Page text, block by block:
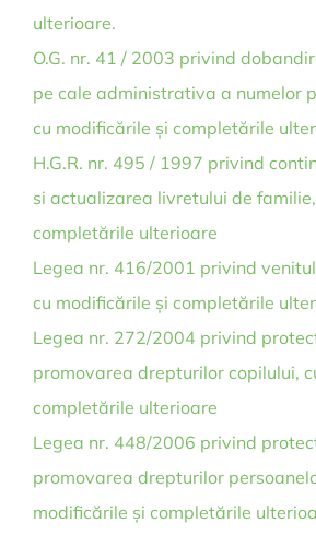
ulterioare.
O.G. nr. 41 / 2003 privind
pe cale administrativa a numelor
cu modificările și completările
H.G.R. nr. 495 / 1997 privind
si actualizarea livretului de
completările ulterioare
Legea nr. 416/2001 privind
cu modificările și completările
Legea nr. 272/2004 privind
promovarea drepturilor copilului,
completările ulterioare
Legea nr. 448/2006 privind
promovarea drepturilor
modificările și completările